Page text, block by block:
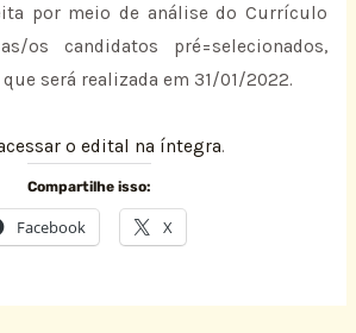
por meio de análise do Currículo
os candidatos pré=selecionados,
será realizada em 31/01/2022.
o edital na íntegra.
Compartilhe isso:
Facebook X